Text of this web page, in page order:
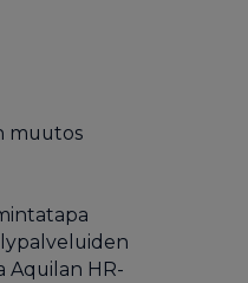
muutos
Aquilan HR-